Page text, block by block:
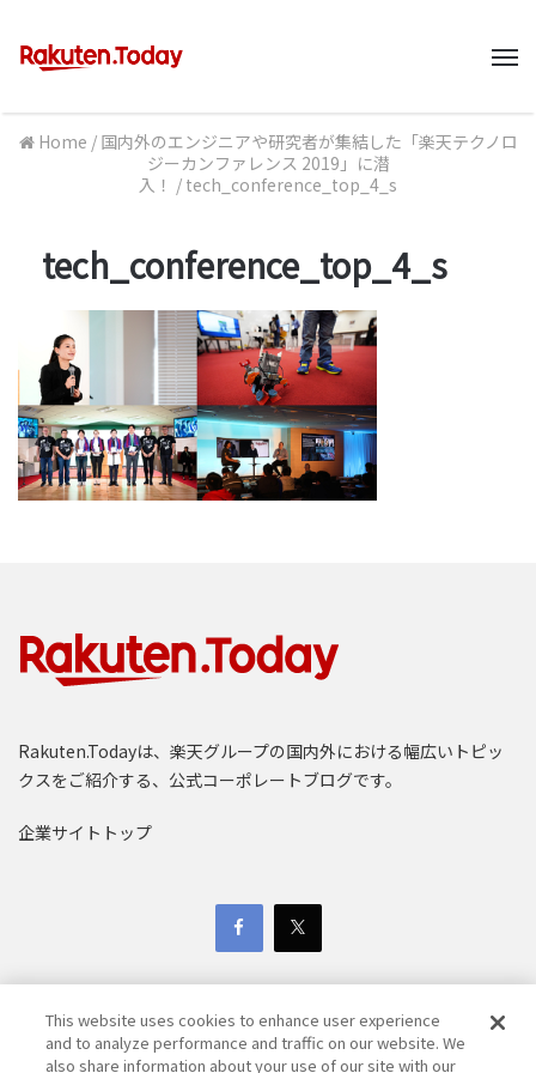
Home / 国内外のエンジニアや研究者が集結した「楽天テクノロ
ジーカンファレンス 2019」に潜
入！ / tech_conference_top_4_s
tech_conference_top_4_s
Rakuten.Todayは、楽天グループの国内外における幅広いトピッ
クスをご紹介する、公式コーポレートブログです。
企業サイトトップ
This website uses cookies to enhance user experience
and to analyze performance and traffic on our website. We
also share information about your use of our site with our